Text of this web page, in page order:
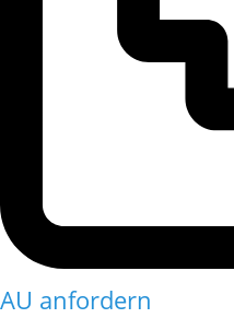
AU anfordern